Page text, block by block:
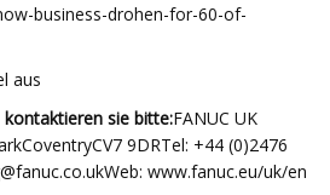
business-drohen-for-60-of-
aus
sie bitte:FANUC UK
9DRTel: +44 (0)2476
: www.fanuc.eu/uk/en